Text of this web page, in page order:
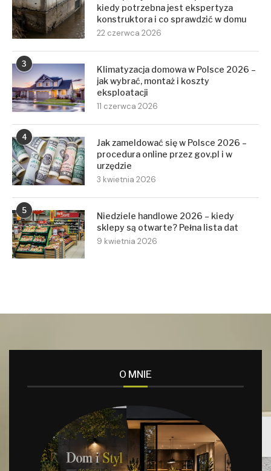
kiedy potrzebna jest ekspertyza
konstruktora i co sprawdzić w domu
22 czerwca 2026
3
Klimatyzacja domowa w Polsce 2026 –
jak wybrać, montaż i koszty
eksploatacji
11 czerwca 2026
4
Jak zameldować się w Polsce 2026 –
procedura online przez gov.pl i w
urzędzie
3 kwietnia 2026
5
Niedziele handlowe 2026 – kiedy
sklepy są otwarte? Pełna lista dat
9 kwietnia 2026
O MNIE